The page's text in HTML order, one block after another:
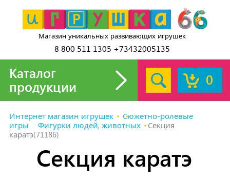
Магазин уникальных развивающих игрушек
8 800 511 1305 +73432005135
0
Каталог
продукции
Интернет магазин игрушек
Сюжетно-ролевые
игры
Фигурки людей, животных
Секция
каратэ(71186)
Секция каратэ